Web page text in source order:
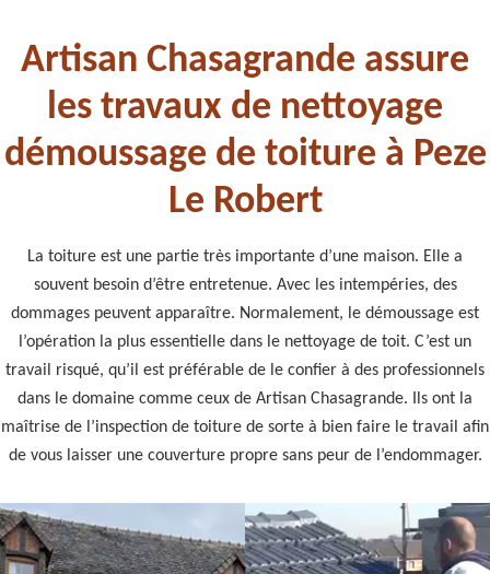
Artisan Chasagrande assure
les travaux de nettoyage
démoussage de toiture à Peze
Le Robert
La toiture est une partie très importante d’une maison. Elle a
souvent besoin d’être entretenue. Avec les intempéries, des
dommages peuvent apparaître. Normalement, le démoussage est
l’opération la plus essentielle dans le nettoyage de toit. C’est un
travail risqué, qu’il est préférable de le confier à des professionnels
dans le domaine comme ceux de Artisan Chasagrande. Ils ont la
maîtrise de l’inspection de toiture de sorte à bien faire le travail afin
de vous laisser une couverture propre sans peur de l’endommager.